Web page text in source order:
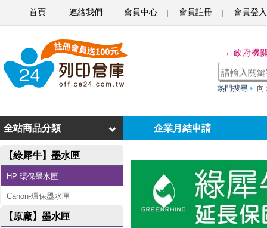
首頁 連絡我們 會員中心 會員註冊 會員登入
犀
牛
o
r
H
P
N
O
→ 政府機
熱門搜尋 向
企業月結申請
全站商品分類
【綠犀牛】墨水匣
HP-環保墨水匣
Canon-環保墨水匣
【原廠】墨水匣